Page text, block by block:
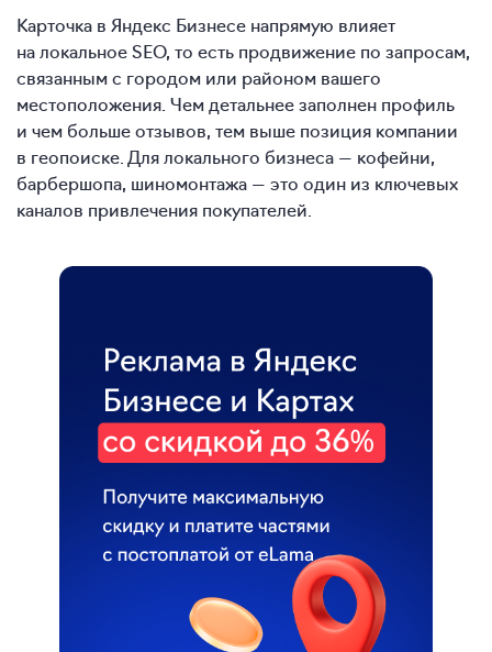
Карточка в Яндекс Бизнесе напрямую влияет
на локальное SEO, то есть продвижение по запросам,
связанным с городом или районом вашего
местоположения. Чем детальнее заполнен профиль
и чем больше отзывов, тем выше позиция компании
в геопоиске. Для локального бизнеса — кофейни,
барбершопа, шиномонтажа — это один из ключевых
каналов привлечения покупателей.